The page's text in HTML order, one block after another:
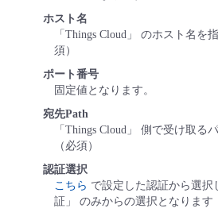
ホスト名
「Things Cloud」 のホスト名を
須）
ポート番号
固定値となります。
宛先Path
「Things Cloud」 側で受け取る
（必須）
認証選択
こちら で設定した認証から選択
証」 のみからの選択となります